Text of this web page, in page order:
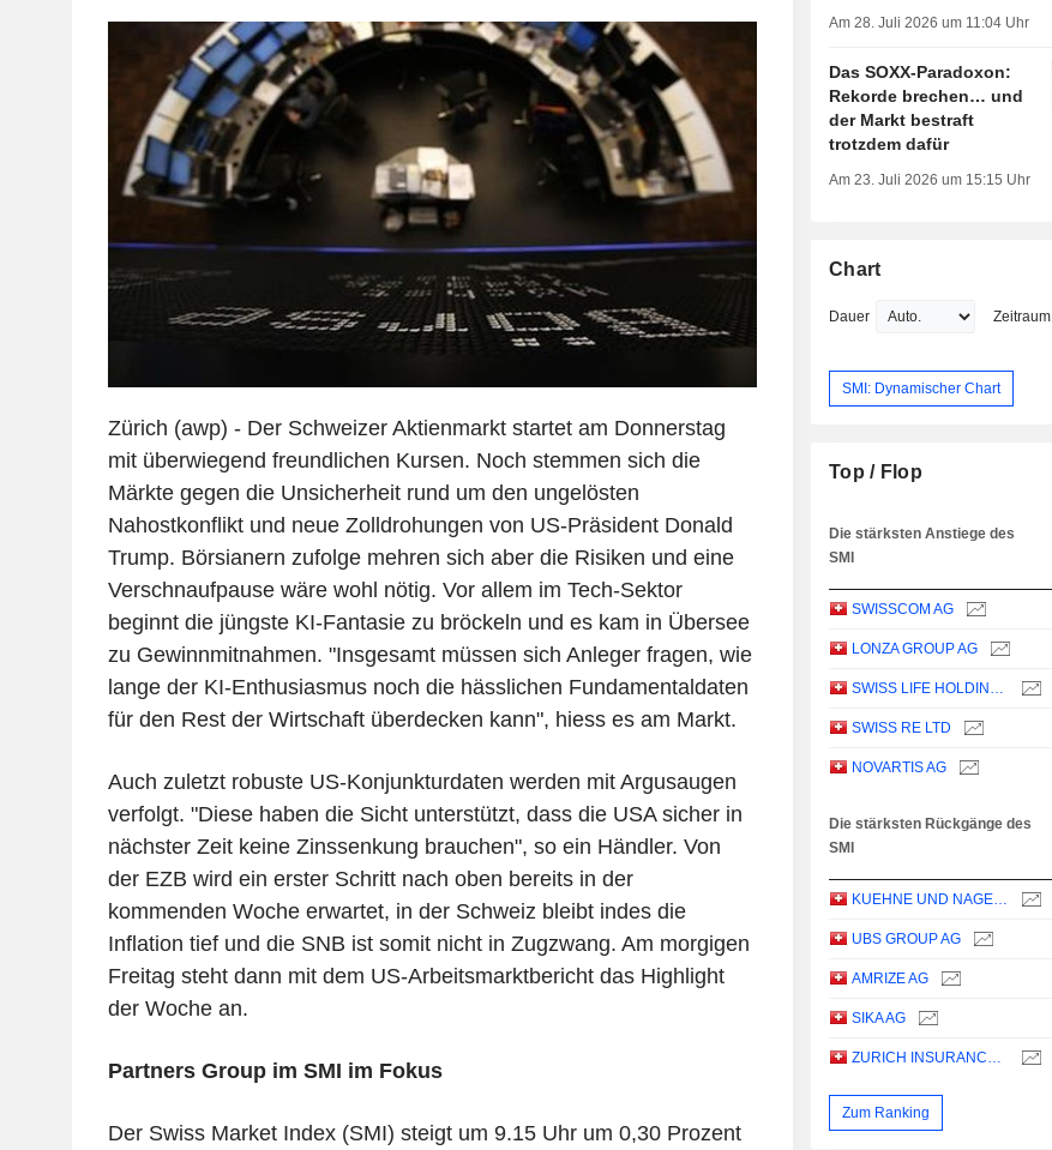
Zürich (awp) - Der Schweizer Aktienmarkt startet am Donnerstag
mit überwiegend freundlichen Kursen. Noch stemmen sich die
Märkte gegen die Unsicherheit rund um den ungelösten
Nahostkonflikt und neue Zolldrohungen von US-Präsident Donald
Trump. Börsianern zufolge mehren sich aber die Risiken und eine
Verschnaufpause wäre wohl nötig. Vor allem im Tech-Sektor
beginnt die jüngste KI-Fantasie zu bröckeln und es kam in Übersee
zu Gewinnmitnahmen. "Insgesamt müssen sich Anleger fragen, wie
lange der KI-Enthusiasmus noch die hässlichen Fundamentaldaten
für den Rest der Wirtschaft überdecken kann", hiess es am Markt.
Auch zuletzt robuste US-Konjunkturdaten werden mit Argusaugen
verfolgt. "Diese haben die Sicht unterstützt, dass die USA sicher in
nächster Zeit keine Zinssenkung brauchen", so ein Händler. Von
der EZB wird ein erster Schritt nach oben bereits in der
kommenden Woche erwartet, in der Schweiz bleibt indes die
Inflation tief und die SNB ist somit nicht in Zugzwang. Am morgigen
Freitag steht dann mit dem US-Arbeitsmarktbericht das Highlight
der Woche an.
Partners Group im SMI im Fokus
Der Swiss Market Index (SMI) steigt um 9.15 Uhr um 0,30 Prozent
Am 28. Juli 2026 um 11:04 Uhr
Das SOXX-Paradoxon:
Rekorde brechen… und
der Markt bestraft
trotzdem dafür
Am 23. Juli 2026 um 15:15 Uhr
Chart
Dauer Zeitraum
SMI: Dynamischer Chart
Top / Flop
Die stärksten Anstiege des
SMI
SWISSCOM AG
LONZA GROUP AG
SWISS LIFE HOLDING AG
SWISS RE LTD
NOVARTIS AG
Die stärksten Rückgänge des
SMI
KUEHNE UND NAGEL INTERNATIONAL AG
UBS GROUP AG
AMRIZE AG
SIKA AG
ZURICH INSURANCE GROUP LTD
Zum Ranking